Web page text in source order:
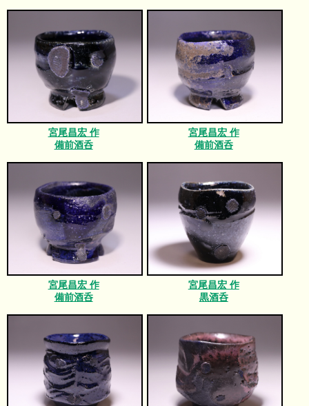
宮尾昌宏 作
備前酒呑
宮尾昌宏 作
備前酒呑
宮尾昌宏 作
備前酒呑
宮尾昌宏 作
黒酒呑